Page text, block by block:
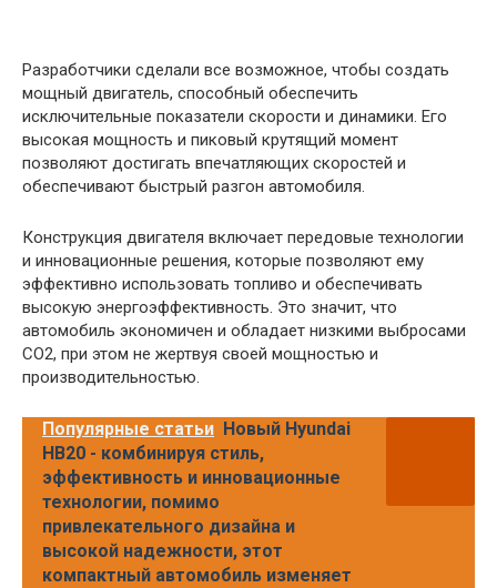
Разработчики сделали все возможное, чтобы создать
мощный двигатель, способный обеспечить
исключительные показатели скорости и динамики. Его
высокая мощность и пиковый крутящий момент
позволяют достигать впечатляющих скоростей и
обеспечивают быстрый разгон автомобиля.
Конструкция двигателя включает передовые технологии
и инновационные решения, которые позволяют ему
эффективно использовать топливо и обеспечивать
высокую энергоэффективность. Это значит, что
автомобиль экономичен и обладает низкими выбросами
CO2, при этом не жертвуя своей мощностью и
производительностью.
Популярные статьи Новый Hyundai
HB20 - комбинируя стиль,
эффективность и инновационные
технологии, помимо
привлекательного дизайна и
высокой надежности, этот
компактный автомобиль изменяет